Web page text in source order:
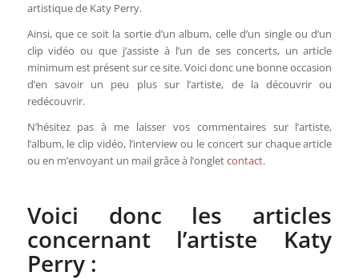
artistique de Katy Perry.
Ainsi, que ce soit la sortie d’un album, celle d’un single ou d’un
clip vidéo ou que j’assiste à l’un de ses concerts, un article
minimum est présent sur ce site. Voici donc une bonne occasion
d’en savoir un peu plus sur l’artiste, de la découvrir ou
redécouvrir.
N’hésitez pas à me laisser vos commentaires sur l’artiste,
l’album, le clip vidéo, l’interview ou le concert sur chaque article
ou en m’envoyant un mail grâce à l’ongletcontact.
Voici donc les articles
concernant l’artiste Katy
Perry :